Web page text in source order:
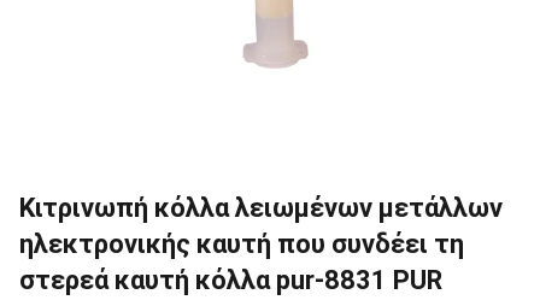
Κιτρινωπή κόλλα λειωμένων μετάλλων
ηλεκτρονικής καυτή που συνδέει τη
στερεά καυτή κόλλα pur-8831 PUR